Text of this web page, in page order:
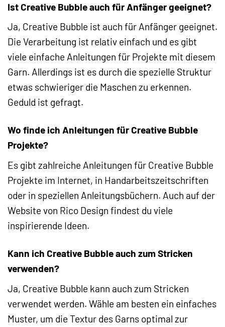
Ist Creative Bubble auch für Anfänger geeignet?
Ja, Creative Bubble ist auch für Anfänger geeignet.
Die Verarbeitung ist relativ einfach und es gibt
viele einfache Anleitungen für Projekte mit diesem
Garn. Allerdings ist es durch die spezielle Struktur
etwas schwieriger die Maschen zu erkennen.
Geduld ist gefragt.
Wo finde ich Anleitungen für Creative Bubble
Projekte?
Es gibt zahlreiche Anleitungen für Creative Bubble
Projekte im Internet, in Handarbeitszeitschriften
oder in speziellen Anleitungsbüchern. Auch auf der
Website von Rico Design findest du viele
inspirierende Ideen.
Kann ich Creative Bubble auch zum Stricken
verwenden?
Ja, Creative Bubble kann auch zum Stricken
verwendet werden. Wähle am besten ein einfaches
Muster, um die Textur des Garns optimal zur